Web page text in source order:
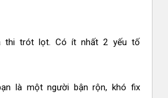
thi trót lọt. Có ít nhất 2 yếu tố
là một người bận rộn, khó fix